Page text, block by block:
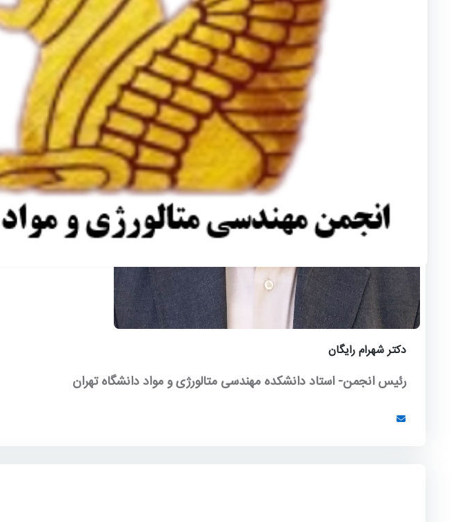
دکتر شهرام رایگان
رئیس انجمن- استاد دانشکده مهندسی متالورژی و مواد دانشگاه تهران